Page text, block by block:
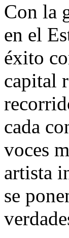
Con la
en el
éxito
capital
cada
voces
artista
se